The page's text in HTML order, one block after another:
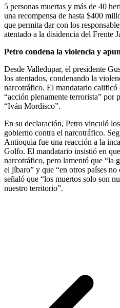
5 personas muertas y más de 40
una recompensa de hasta $400
que permita dar con los
atentado a la disidencia del Frente
Petro condena la violencia y
Desde Valledupar, el presidente
los atentados, condenando la
narcotráfico. El mandatario calificó
“acción plenamente terrorista” por
“Iván Mordisco”.
En su declaración, Petro vinculó
gobierno contra el narcotráfico.
Antioquia fue una reacción a la
Golfo. El mandatario insistió en
narcotráfico, pero lamentó que “la
el jíbaro” y que “en otros países
señaló que “los muertos solo son
nuestro territorio”.